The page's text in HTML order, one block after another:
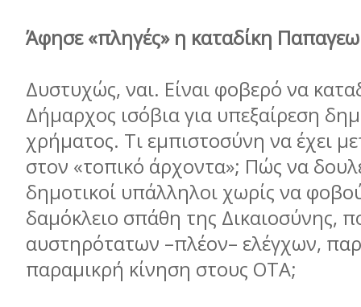
Άφησε «πληγές» η καταδίκη
Δυστυχώς, ναι. Είναι φοβερό να
Δήμαρχος ισόβια για υπεξαίρεση
χρήματος. Τι εμπιστοσύνη να έχει
στον «τοπικό άρχοντα»; Πώς να
δημοτικοί υπάλληλοι χωρίς να
δαμόκλειο σπάθη της Δικαιοσύνης,
αυστηρότατων –πλέον– ελέγχων,
παραμικρή κίνηση στους ΟΤΑ;